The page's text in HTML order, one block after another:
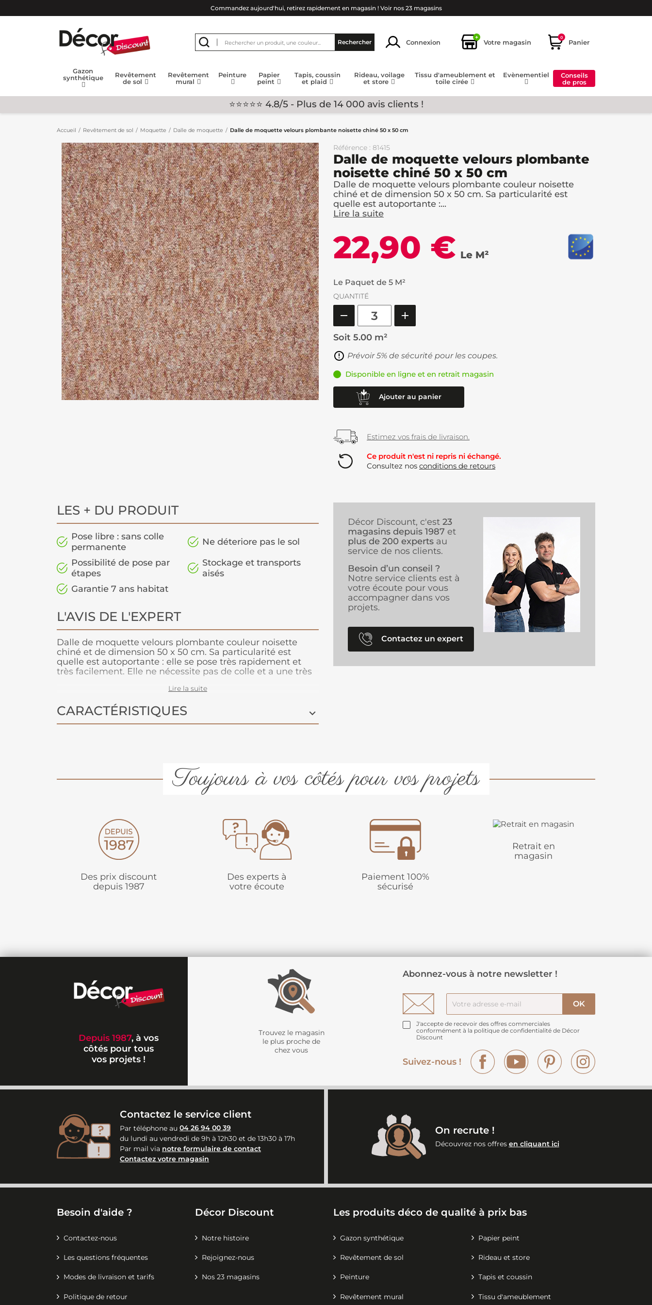
Commandez aujourd'hui, retirez rapidement en magasin ! Voir nos 23 magasins
Rechercher Connexion
+
Votre magasin
0
Panier
Gazon
synthétique
Revêtement
de sol
Revêtement
mural
Peinture
Papier
peint
Tapis, coussin
et plaid
Rideau, voilage
et store
Tissu d'ameublement et
toile cirée
Evènementiel
Conseils
de pros
⭐⭐⭐⭐⭐ 4.8/5 - Plus de 14 000 avis clients !
Accueil Revêtement de sol Moquette Dalle de moquette Dalle de moquette velours plombante noisette chiné 50 x 50 cm
Référence : 81415
Dalle de moquette velours plombante
noisette chiné 50 x 50 cm
Dalle de moquette velours plombante couleur noisette
chiné et de dimension 50 x 50 cm. Sa particularité est
quelle est autoportante :...
Lire la suite
22,90 € Le M²
Le Paquet de 5 M²
QUANTITÉ
Soit 5.00 m²
Prévoir 5% de sécurité pour les coupes.
Disponible en ligne et en retrait magasin
Ajouter au panier
Estimez vos frais de livraison.
Ce produit n'est ni repris ni échangé.
Consultez nos conditions de retours
LES + DU PRODUIT
Pose libre : sans colle
permanente
Ne déteriore pas le sol
Possibilité de pose par
étapes
Stockage et transports
aisés
Garantie 7 ans habitat
L'AVIS DE L'EXPERT
Dalle de moquette velours plombante couleur noisette
chiné et de dimension 50 x 50 cm. Sa particularité est
quelle est autoportante : elle se pose très rapidement et
très facilement. Elle ne nécessite pas de colle et a une très
pièce un peu de temps. Très épaisse, elle apportera un trés
Lire la suite
CARACTÉRISTIQUES
Décor Discount, c'est 23
magasins depuis 1987 et
plus de 200 experts au
service de nos clients.
Besoin d’un conseil ?
Notre service clients est à
votre écoute pour vous
accompagner dans vos
projets.
Contactez un expert
Toujours à vos côtés pour vos projets
Des prix discount
depuis 1987
Des experts à
votre écoute
Paiement 100%
sécurisé
Retrait en
magasin
Depuis 1987, à vos
côtés pour tous
vos projets !
Trouvez le magasin
le plus proche de
chez vous
Abonnez-vous à notre newsletter !
J'accepte de recevoir des offres commerciales
conformément à la politique de confidentialité de Décor
Discount
Suivez-nous !
Facebook YouTube Pinterest
Contactez le service client
Par téléphone au 04 26 94 00 39
du lundi au vendredi de 9h à 12h30 et de 13h30 à 17h
Par mail via notre formulaire de contact
Contactez votre magasin
On recrute !
Découvrez nos offres en cliquant ici
Besoin d'aide ?
Contactez-nous
Les questions fréquentes
Modes de livraison et tarifs
Politique de retour
Décor Discount
Notre histoire
Rejoignez-nous
Nos 23 magasins
Les produits déco de qualité à prix bas
Gazon synthétique Papier peint
Revêtement de sol Rideau et store
Peinture Tapis et coussin
Revêtement mural Tissu d'ameublement